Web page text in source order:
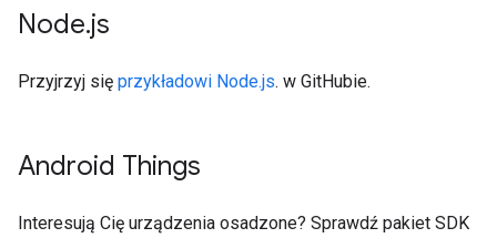
Node.js
Przyjrzyj się przykładowi Node.js. w GitHubie.
Android Things
Interesują Cię urządzenia osadzone? Sprawdź pakiet SDK